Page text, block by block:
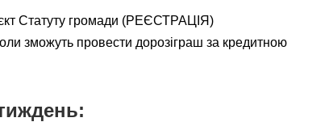
Статуту громади (РЕЄСТРАЦІЯ)
зможуть провести дорозіграш за кредитною